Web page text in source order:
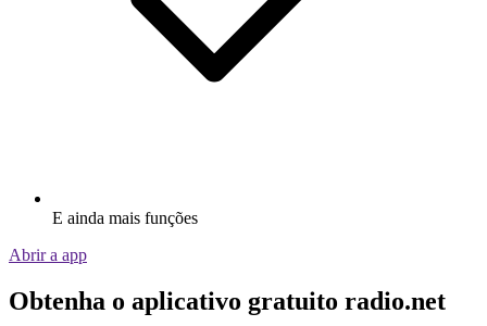
E ainda mais funções
Abrir a app
Obtenha o aplicativo gratuito radio.net